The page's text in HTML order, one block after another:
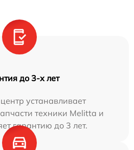
до 3-х лет
устанавливает
техники Melitta и
гарантию до 3 лет.